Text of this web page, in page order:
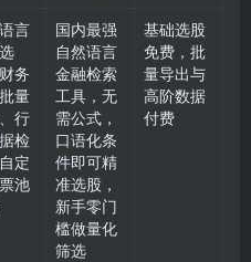
言
务
量
行
检
定
池
国内最强
自然语言
金融检索
工具，无
需公式，
口语化条
件即可精
准选股，
新手零门
槛做量化
筛选
基础选股
免费，批
量导出与
高阶数据
付费